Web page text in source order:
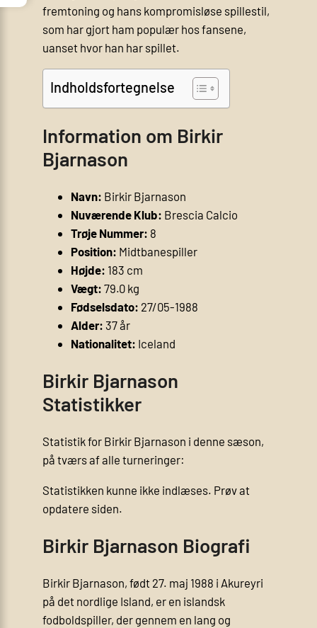
fremtoning og hans kompromisløse spillestil,
som har gjort ham populær hos fansene,
uanset hvor han har spillet.
Indholdsfortegnelse
Information om Birkir
Bjarnason
Navn: Birkir Bjarnason
Nuværende Klub: Brescia Calcio
Trøje Nummer: 8
Position: Midtbanespiller
Højde: 183 cm
Vægt: 79.0 kg
Fødselsdato: 27/05-1988
Alder: 37 år
Nationalitet: Iceland
Birkir Bjarnason
Statistikker
Statistik for Birkir Bjarnason i denne sæson,
på tværs af alle turneringer:
Statistikken kunne ikke indlæses. Prøv at
opdatere siden.
Birkir Bjarnason Biografi
Birkir Bjarnason, født 27. maj 1988 i Akureyri
på det nordlige Island, er en islandsk
fodboldspiller, der gennem en lang og